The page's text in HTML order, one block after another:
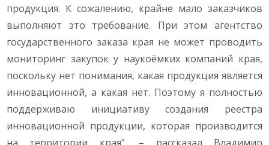
продукция. К сожалению, крайне мало заказчиков
выполняют это требование. При этом агентство
государственного заказа края не может проводить
мониторинг закупок у наукоёмких компаний края,
поскольку нет понимания, какая продукция является
инновационной, а какая нет. Поэтому я полностью
поддерживаю инициативу создания реестра
инновационной продукции, которая производится